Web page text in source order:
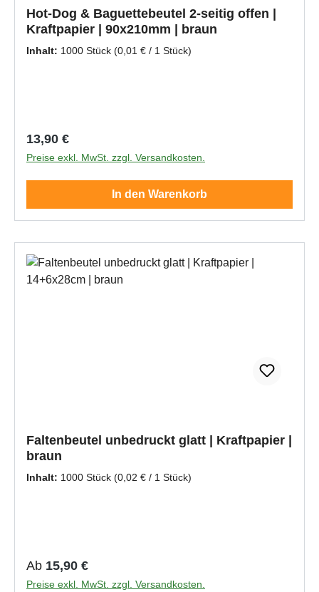
Hot-Dog & Baguettebeutel 2-seitig offen |
Kraftpapier | 90x210mm | braun
Inhalt: 1000 Stück (0,01 € / 1 Stück)
Regulärer Preis:
13,90 €
Preise exkl. MwSt. zzgl. Versandkosten.
In den Warenkorb
Faltenbeutel unbedruckt glatt | Kraftpapier |
braun
Inhalt: 1000 Stück (0,02 € / 1 Stück)
Regulärer Preis:
Ab 15,90 €
Preise exkl. MwSt. zzgl. Versandkosten.